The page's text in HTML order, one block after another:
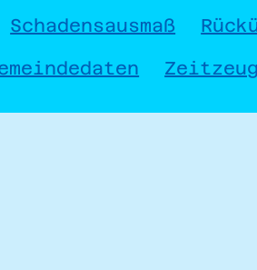
Schadensausmaß